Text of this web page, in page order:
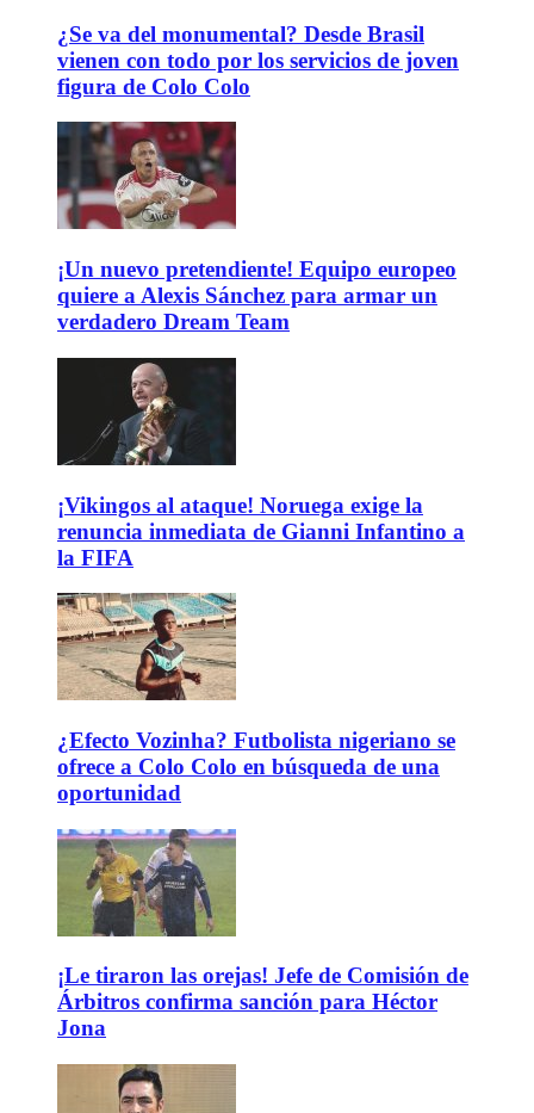
¿Se va del monumental? Desde Brasil
vienen con todo por los servicios de joven
figura de Colo Colo
¡Un nuevo pretendiente! Equipo europeo
quiere a Alexis Sánchez para armar un
verdadero Dream Team
¡Vikingos al ataque! Noruega exige la
renuncia inmediata de Gianni Infantino a
la FIFA
¿Efecto Vozinha? Futbolista nigeriano se
ofrece a Colo Colo en búsqueda de una
oportunidad
¡Le tiraron las orejas! Jefe de Comisión de
Árbitros confirma sanción para Héctor
Jona